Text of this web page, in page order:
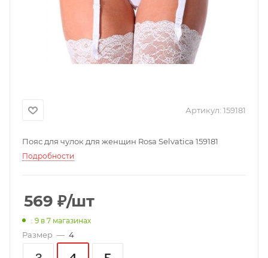
Артикул: 159181
Пояс для чулок для женщин Rosa Selvatica 159181
Подробности
569 ₽/шт
: 9 в 7 магазинах
Размер — 4